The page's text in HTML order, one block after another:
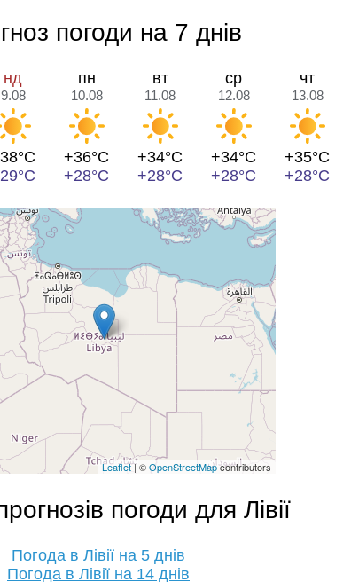
погоди на 7 днів
нд
9.08
пн
10.08
+36°C
+28°C
вт
11.08
+34°C
+28°C
ср
12.08
+34°C
+28°C
чт
13.08
+35°C
+28°C
Leaflet| ©OpenStreetMapcontributors
погоди для Лівії
Погода в Лівії на 5 днів
Погода в Лівії на 14 днів